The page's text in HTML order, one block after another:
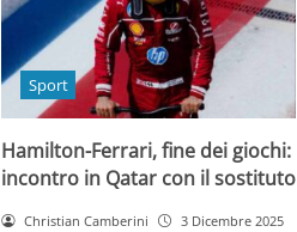
Sport
Hamilton-Ferrari, fine dei giochi:
incontro in Qatar con il sostituto
Christian Camberini 3 Dicembre 2025